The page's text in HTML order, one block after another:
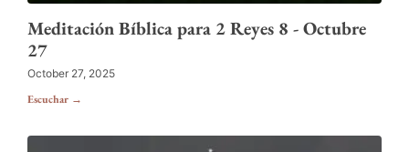
Meditación Bíblica para 2 Reyes 8 - Octubre
27
October 27, 2025
Escuchar →